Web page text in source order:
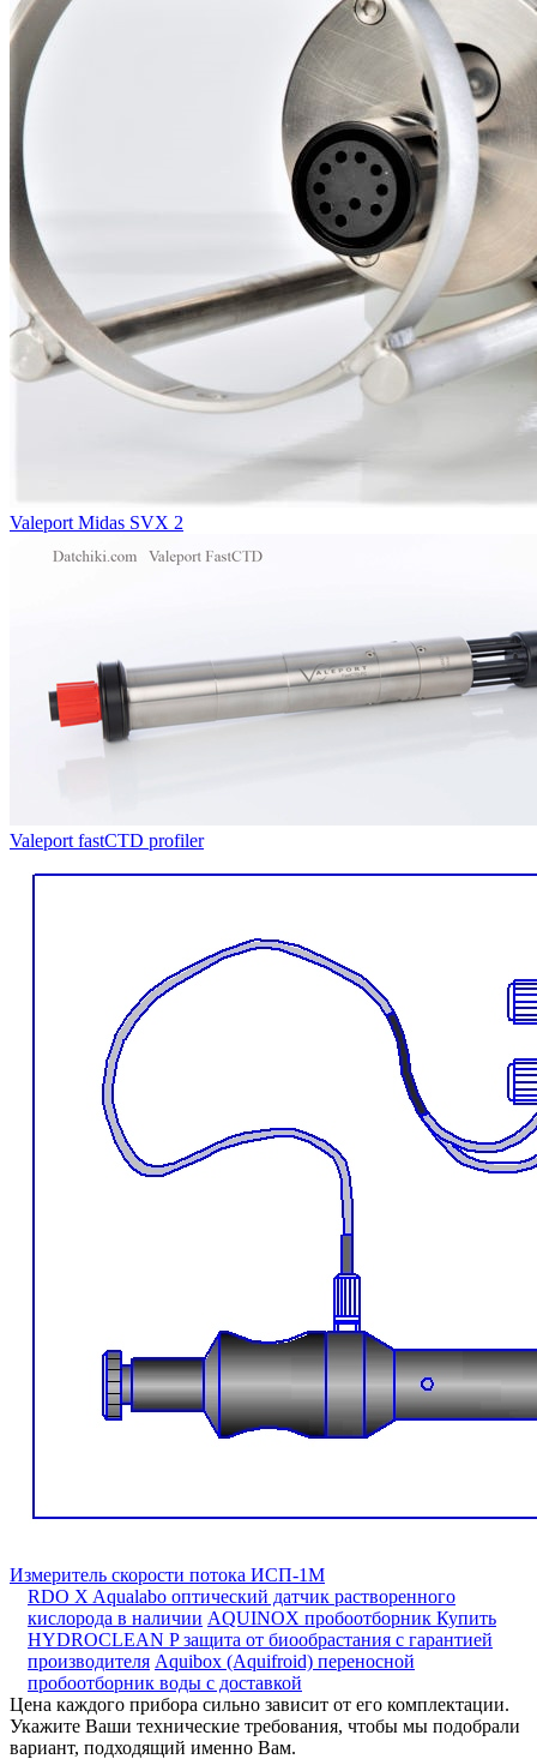
Valeport Midas SVX 2
Valeport fastCTD profiler
Измеритель скорости потока ИСП-1М
RDO X Aqualabo оптический датчик растворенного
кислорода в наличии AQUINOX пробоотборник Купить
HYDROCLEAN P защита от биообрастания с гарантией
производителя Aquibox (Aquifroid) переносной
пробоотборник воды с доставкой
Цена каждого прибора сильно зависит от его комплектации.
Укажите Ваши технические требования, чтобы мы подобрали
вариант, подходящий именно Вам.